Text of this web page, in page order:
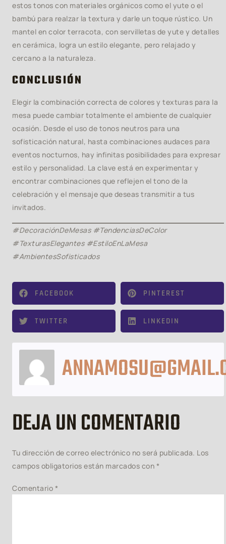
estos tonos con materiales orgánicos como el yute o el
bambú para realzar la textura y darle un toque rústico. Un
mantel en color terracota, con servilletas de yute y detalles
en cerámica, logra un estilo elegante, pero relajado y
cercano a la naturaleza.
CONCLUSIÓN
Elegir la combinación correcta de colores y texturas para la
mesa puede cambiar totalmente el ambiente de cualquier
ocasión. Desde el uso de tonos neutros para una
sofisticación natural, hasta combinaciones audaces para
eventos nocturnos, hay infinitas posibilidades para expresar
estilo y personalidad. La clave está en experimentar y
encontrar combinaciones que reflejen el tono de la
celebración y el mensaje que deseas transmitir a tus
invitados.
#DecoraciónDeMesas #TendenciasDeColor
#TexturasElegantes #EstiloEnLaMesa
#AmbientesSofisticados
FACEBOOK PINTEREST
TWITTER LINKEDIN
DEJA UN COMENTARIO
Tu dirección de correo electrónico no será publicada. Los
campos obligatorios están marcados con *
Comentario *